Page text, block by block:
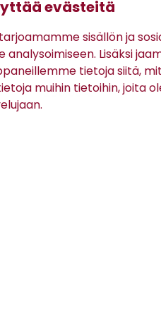
evästeitä
sisällön ja
Lisäksi
tietoja siitä,
muihin tietoihin, joita
Turo
HAMPTON 5547 -
HOUSUT
250,00 €